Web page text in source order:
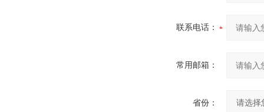
联系电话：
常用邮箱：
省份：